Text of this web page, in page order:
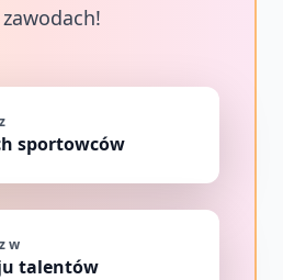
sportowców
w
talentów